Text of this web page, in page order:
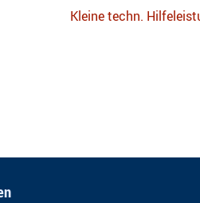
Kleine techn.